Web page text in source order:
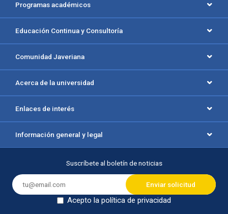
Programas académicos
Educación Continua y Consultoría
Comunidad Javeriana
Acerca de la universidad
Enlaces de interés
Información general y legal
Suscríbete al boletín de noticias
Acepto la política de privacidad